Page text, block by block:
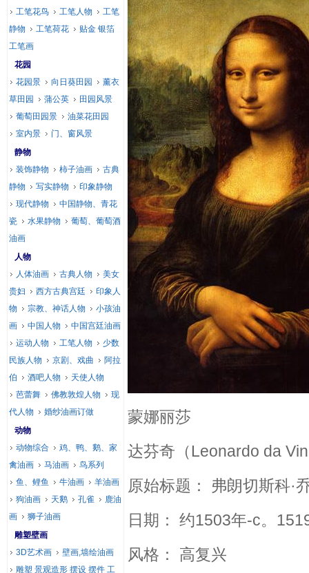
蒙娜丽莎
达芬奇（Leonardo da
原始标题： 弗朗切斯科·
日期： 约1503年-c。
风格： 高复兴
工笔花鸟
工笔人物
工笔
静物
工笔荷花
贴金 银箔
工笔画
花园
花园景
向日葵田园
薰衣
草田园
蒲公英
田园风景
葡萄田园景
油菜花田园
室内景
门、窗风景
静物
装饰静物
柿子油画
古典
静物
写实静物
印象静物
现代静物
中国静物、青花
瓷
水果静物
葡萄、葡萄酒
油画
人物
人体油画
古典人物
美女
贵妇
西方古典宫廷
印象人
物
宗教、神话人物
小孩油
画
中国人物
中国宫廷油画
运动人物
工笔人物
少数
民族人物
京剧、戏曲
阿拉
伯
酒吧人物
天使人物
芭蕾舞
佛教敦煌人物
现
代人物
婚纱油画订做
动物
动物综合
鸡、鸭、鹅、家
禽油画
马油画
鸟系列
鱼、鲤鱼
牛油画
羊油画
狗油画
天鹅 孔雀
鹿油
画
狮子油画
雕塑壁画
3D艺术画
壁画,墙绘油画
雕塑 景观造形 摆设 摆件 工